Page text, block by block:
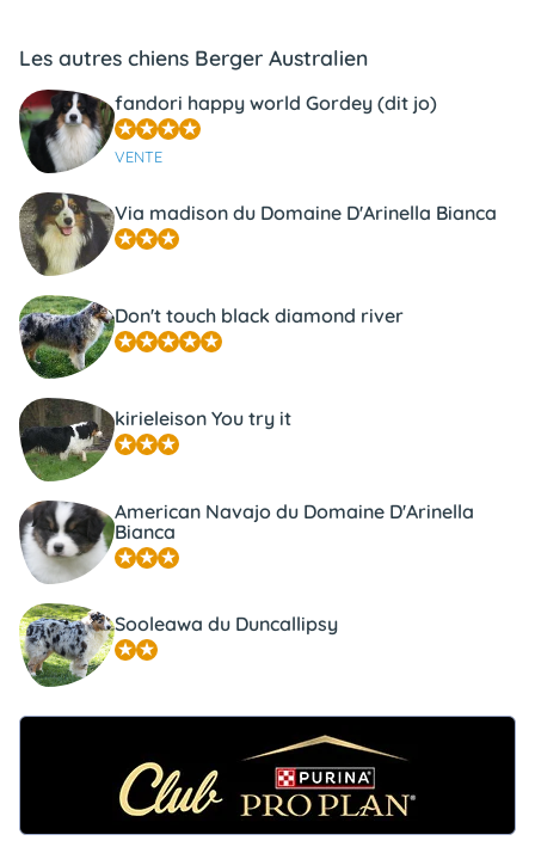
Les autres chiens Berger Australien
fandori happy world Gordey (dit jo)
VENTE
Via madison du Domaine D'Arinella Bianca
Don't touch black diamond river
kirieleison You try it
American Navajo du Domaine D'Arinella
Bianca
Sooleawa du Duncallipsy